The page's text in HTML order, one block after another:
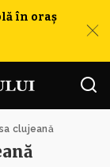
în oraș
clujeană